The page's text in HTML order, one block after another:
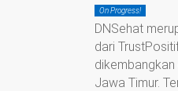
On Progress!
DNSehat
dari
Jawa Timur.